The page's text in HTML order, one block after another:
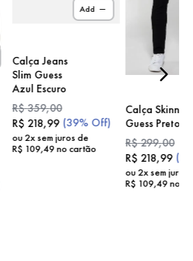
Add
Calça Jeans
Slim Guess
Azul Escuro
R$359,00
R$ 218,99 (39% Off)
ou2x sem juros de
R$ 109,49no cartão
Calça Skinny
Guess Preto
R$299,00
R$ 218,99 (
ou 2x sem juros
R$ 109,49no